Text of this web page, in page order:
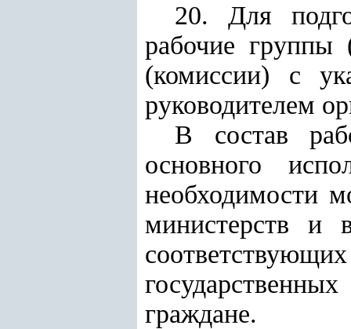
20. Для
рабочие группы
(комиссии) с
руководителем
В состав
основного
необходимости
министерств и
граждане.